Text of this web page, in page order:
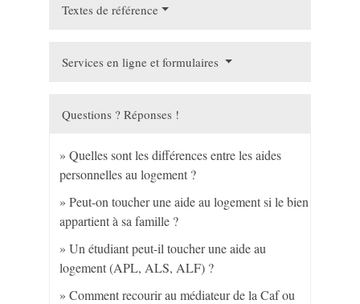
Textes de référence
Services en ligne et formulaires
Questions ? Réponses !
Quelles sont les différences entre les aides
personnelles au logement ?
Peut-on toucher une aide au logement si le bien
appartient à sa famille ?
Un étudiant peut-il toucher une aide au
logement (APL, ALS, ALF) ?
Comment recourir au médiateur de la Caf ou